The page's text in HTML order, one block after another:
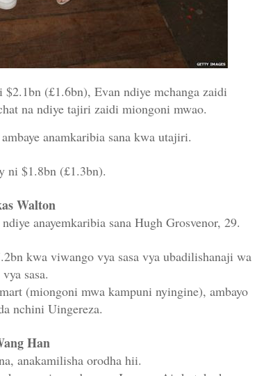
(£1.6bn), Evan ndiye mchanga zaidi
na ndiye tajiri zaidi miongoni mwao.
anamkaribia sana kwa utajiri.
ni $1.8bn (£1.3bn).
Walton
anayemkaribia sana Hugh Grosvenor, 29.
kwa viwango vya sasa vya ubadilishanaji wa
sasa.
(miongoni mwa kampuni nyingine), ambayo
nchini Uingereza.
Han
anakamilisha orodha hii.